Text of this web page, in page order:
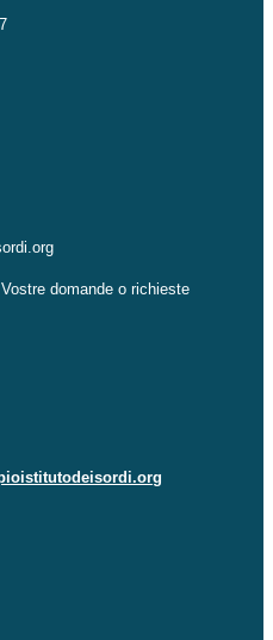
domande o richieste